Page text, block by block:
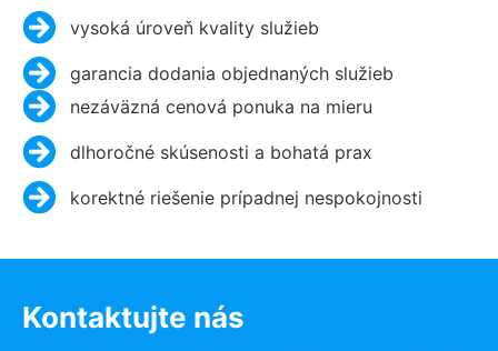
vysoká úroveň kvality služieb
garancia dodania objednaných služieb
nezáväzná cenová ponuka na mieru
dlhoročné skúsenosti a bohatá prax
korektné riešenie prípadnej nespokojnosti
Kontaktujte nás